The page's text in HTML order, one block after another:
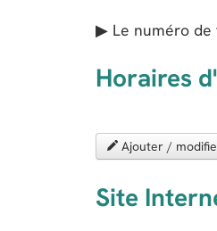
▶ Le numéro de
Horaires
Ajouter /
Site